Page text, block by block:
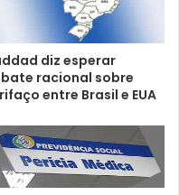
diz esperar
racional sobre
entre Brasil e EUA